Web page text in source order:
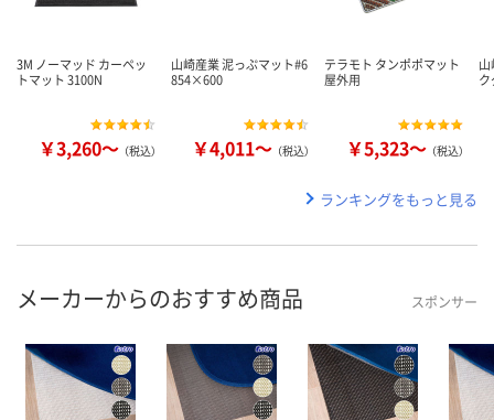
3M ノーマッド カーペッ
トマット 3100N
￥3,260～ （税込）
山崎産業 泥っぷマット#6
854×600
￥4,011～ （税込）
テラモト タンポポマット
屋外用
￥5,323～ （税込）
ランキングをもっと見る
メーカーからのおすすめ商品 スポンサー